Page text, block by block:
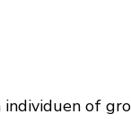
of